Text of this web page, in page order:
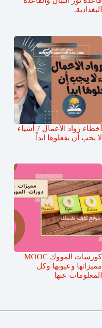
البغدادية.
أخطاء رواد الأعمال 7 أشياء
لا يجب أن يفعلوها ابداً
كورسات المووك MOOC
مميزاتها وعيوبها وكل
المعلومات عنها